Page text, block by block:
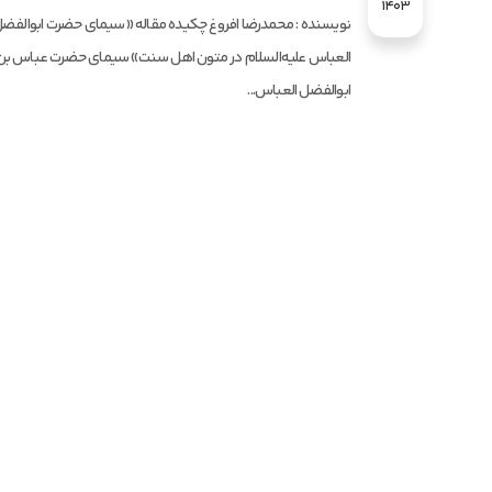
1403
نویسنده : محمدرضا افروغ چکیده مقاله «سیمای حضرت
العباس علیه‌السلام در متون اهل سنت» سیمای حضرت عباس
ابوالفضل العباس...